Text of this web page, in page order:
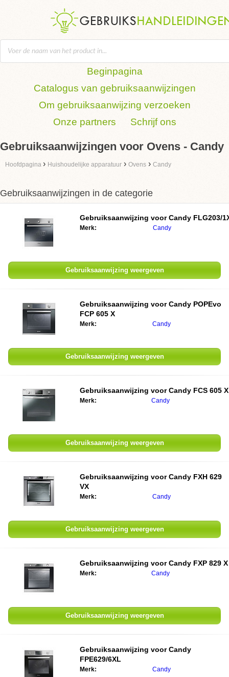
Beginpagina
Catalogus van gebruiksaanwijzingen
Om gebruiksaanwijzing verzoeken
Onze partners
Schrijf ons
Gebruiksaanwijzingen voor Ovens - Candy
Hoofdpagina › Huishoudelijke apparatuur › Ovens › Candy
Gebruiksaanwijzingen in de categorie
Gebruiksaanwijzing voorCandy FLG203/
Merk: Candy
Gebruiksaanwijzing weergeven
Gebruiksaanwijzing voorCandy POPEvo
FCP 605 X
Merk: Candy
Gebruiksaanwijzing weergeven
Gebruiksaanwijzing voorCandy FCS 605 X
Merk: Candy
Gebruiksaanwijzing weergeven
Gebruiksaanwijzing voorCandy FXH 629
VX
Merk: Candy
Gebruiksaanwijzing weergeven
Gebruiksaanwijzing voorCandy FXP 829 X
Merk: Candy
Gebruiksaanwijzing weergeven
Gebruiksaanwijzing voorCandy
FPE629/6XL
Merk: Candy